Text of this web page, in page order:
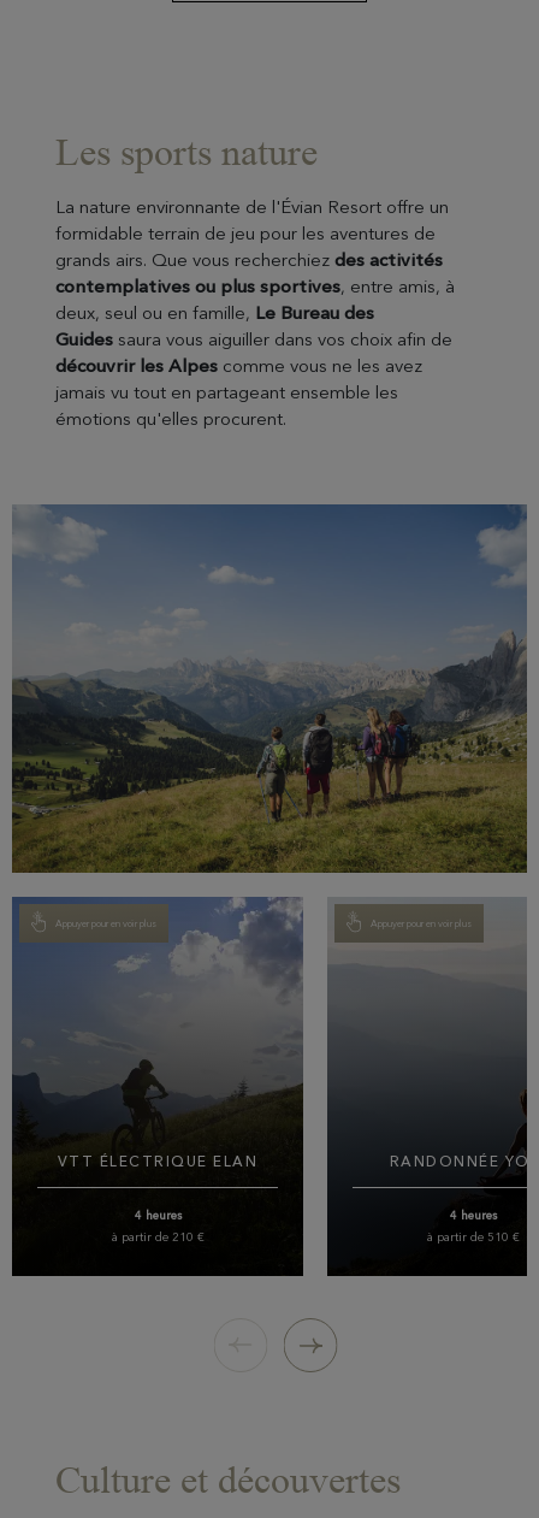
Les sports nature
La nature environnante de l'Évian Resort offre un
formidable terrain de jeu pour les aventures de
grands airs. Que vous recherchiez des activités
contemplatives ou plus sportives, entre amis, à
deux, seul ou en famille, Le Bureau des
Guidessaura vous aiguiller dans vos choix afin de
découvrir les Alpescomme vous ne les avez
jamais vu tout en partageant ensemble les
émotions qu'elles procurent.
Appuyer pour en voir plus
VTT ÉLECTRIQUE ELAN
4 heures
à partir de 210 €
Appuyer pour en voir plus
RANDONNÉE
4 heures
à partir de 510 €
Culture et découvertes